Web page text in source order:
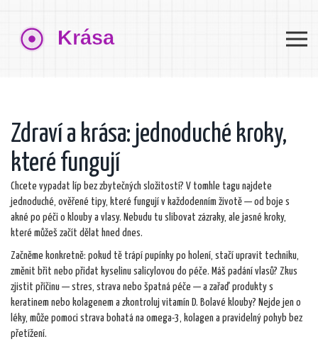
Zdraví a krása: jednoduché kroky,
které fungují
Chcete vypadat líp bez zbytečných složitostí? V tomhle tagu najdete
jednoduché, ověřené tipy, které fungují v každodenním životě — od boje s
akné po péči o klouby a vlasy. Nebudu tu slibovat zázraky, ale jasné kroky,
které můžeš začít dělat hned dnes.
Začněme konkretně: pokud tě trápí pupínky po holení, stačí upravit techniku,
změnit břit nebo přidat kyselinu salicylovou do péče. Máš padání vlasů? Zkus
zjistit příčinu — stres, strava nebo špatná péče — a zařaď produkty s
keratinem nebo kolagenem a zkontroluj vitamín D. Bolavé klouby? Nejde jen o
léky, může pomoci strava bohatá na omega-3, kolagen a pravidelný pohyb bez
přetížení.